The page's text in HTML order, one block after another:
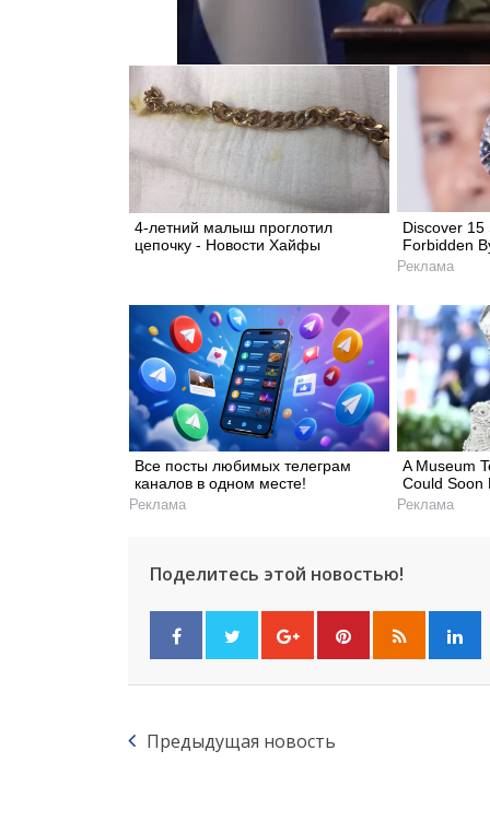
4-летний малыш проглотил
цепочку - Новости Хайфы
Discover 15
Forbidden
Реклама
Все посты любимых телеграм
каналов в одном месте!
Реклама
A Museum
Could Soon
Реклама
Поделитесь этой новостью!
Предыдущая новость